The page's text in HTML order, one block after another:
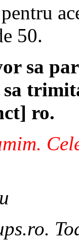
50.
sa
ro.